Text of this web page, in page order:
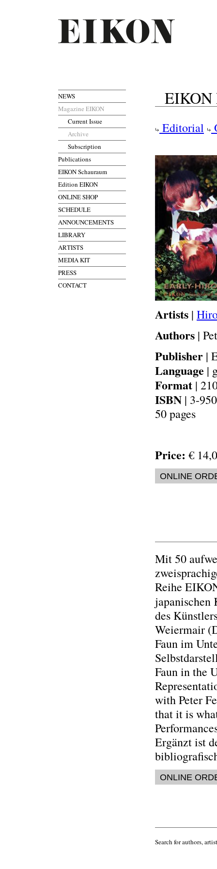
NEWS
Magazine EIKON
Current Issue
Archive
Subscription
Publications
EIKON Schauraum
Edition EIKON
ONLINE SHOP
SCHEDULE
ANNOUNCEMENTS
LIBRARY
ARTISTS
MEDIA KIT
PRESS
CONTACT
EIKON
Editorial
Artists |
Authors |
Publisher |
Language |
Format |
ISBN | 3-
50 pages
Price: €
ONLINE
Mit 50
Reihe
japanischen
des
Weiermair
Faun im
Faun in the
with Peter
that it is
Ergänzt ist
ONLINE
Search for authors,